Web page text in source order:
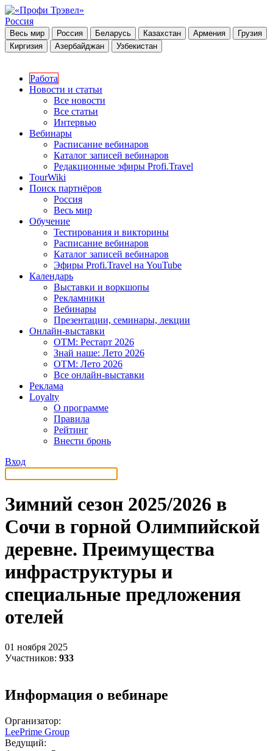
Россия
Весь мир Россия Беларусь Казахстан Армения
Грузия
Киргизия
Азербайджан Узбекистан
Работа
Новости и статьи
Все новости
Все статьи
Интервью
Вебинары
Расписание вебинаров
Каталог записей вебинаров
Редакционные эфиры Profi.Travel
TourWiki
Поиск партнёров
Россия
Весь мир
Обучение
Тестирования и викторины
Расписание вебинаров
Каталог записей вебинаров
Эфиры Profi.Travel на YouTube
Календарь
Выставки и воркшопы
Рекламники
Вебинары
Презентации, семинары, лекции
Онлайн-выставки
OTM: Рестарт 2026
Знай наше: Лето 2026
OTM: Лето 2026
Все онлайн-выставки
Реклама
Loyalty
О программе
Правила
Рейтинг
Внести бронь
Вход
Зимний сезон 2025/2026 в
Сочи в горной Олимпийской
деревне. Преимущества
инфраструктуры и
специальные предложения
отелей
01 ноября 2025
Участников: 933
Информация о вебинаре
Организатор:
LeePrime Group
Ведущий: